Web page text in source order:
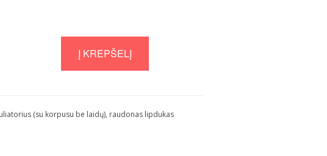
Į KREPŠELĮ
(su korpusu be laidų), raudonas lipdukas